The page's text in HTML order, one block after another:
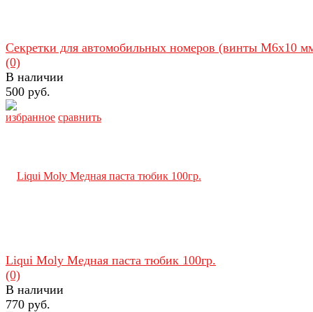
избранное сравнить
Секретки для автомобильных номеров (винты М6х10
(0)
В наличии
500 руб.
Liqui Moly Медная паста тюбик 100гр.
(0)
В наличии
770 руб.